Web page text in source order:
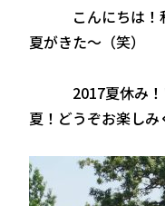
こんにちは！私
夏がきた～（笑）
2017夏休み！い
夏！どうぞお楽し